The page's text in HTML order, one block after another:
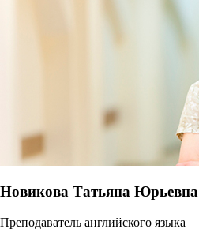
Новикова Татьяна Юрьевна
Преподаватель английского языка